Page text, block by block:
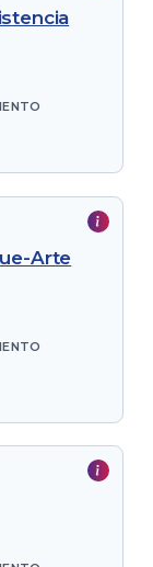
Arte